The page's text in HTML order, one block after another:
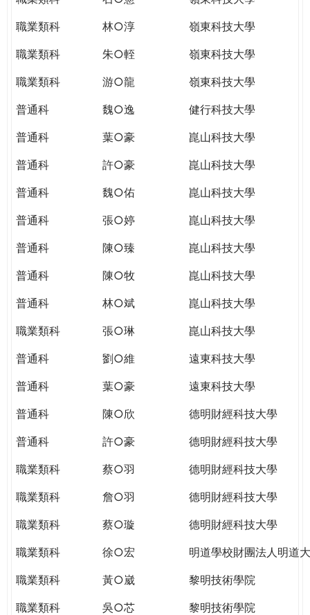
職業類科
林○淳
嶺東科技大學
職業類科
朱○輊
嶺東科技大學
職業類科
游○龍
嶺東科技大學
普通科
魏○逸
健行科技大學
普通科
葉○豪
崑山科技大學
普通科
許○豪
崑山科技大學
普通科
魏○佑
崑山科技大學
普通科
張○婷
崑山科技大學
普通科
陳○臻
崑山科技大學
普通科
陳○牧
崑山科技大學
普通科
林○斌
崑山科技大學
職業類科
張○琳
崑山科技大學
普通科
劉○維
遠東科技大學
普通科
葉○豪
遠東科技大學
普通科
陳○欣
德明財經科技大學
普通科
許○豪
德明財經科技大學
職業類科
蔡○羽
德明財經科技大學
職業類科
詹○羽
德明財經科技大學
職業類科
蔡○璇
德明財經科技大學
職業類科
徐○宏
明道學校財團法人明道
職業類科
黃○崴
黎明技術學院
職業類科
吳○芯
黎明技術學院